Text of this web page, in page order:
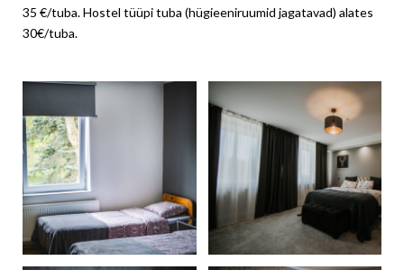
35 €/tuba. Hostel tüüpi tuba (hügieeniruumid jagatavad) alates
30€/tuba.